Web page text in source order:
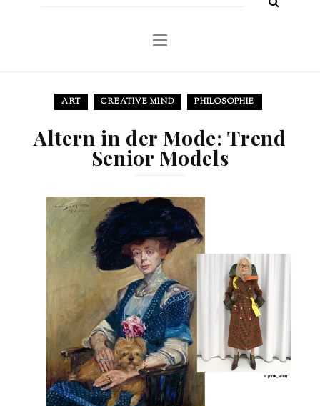
ART CREATIVE MIND PHILOSOPHIE
Altern in der Mode: Trend
Senior Models